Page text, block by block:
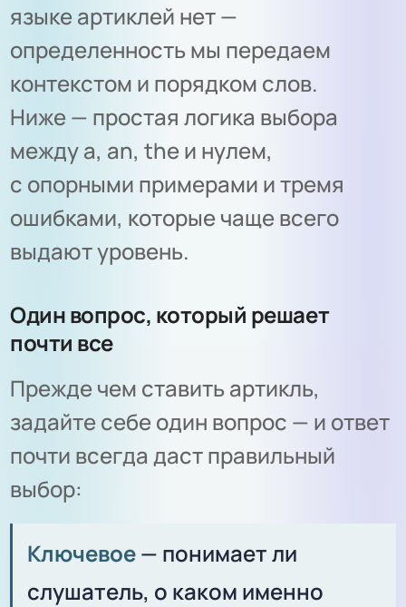
языке артиклей нет —
определенность мы передаем
контекстом и порядком слов.
Ниже — простая логика выбора
между a, an, the и нулем,
с опорными примерами и тремя
ошибками, которые чаще всего
выдают уровень.
Один вопрос, который решает
почти все
Прежде чем ставить артикль,
задайте себе один вопрос — и ответ
почти всегда даст правильный
выбор:
Ключевое— понимает ли
слушатель, о каком именно